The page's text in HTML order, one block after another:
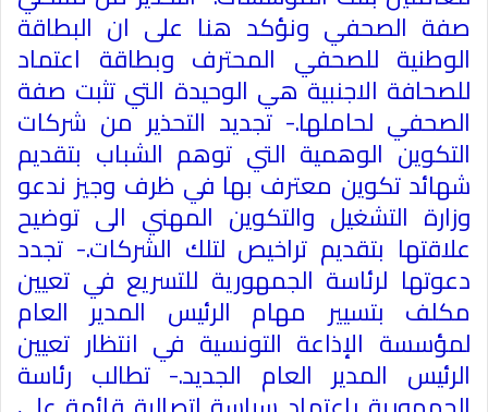
صفة الصحفي ونؤكد هنا على ان البطاقة
الوطنية للصحفي المحترف وبطاقة اعتماد
للصحافة الاجنبية هي الوحيدة التي تثبت صفة
الصحفي لحاملها.- تجديد التحذير من شركات
التكوين الوهمية التي توهم الشباب بتقديم
شهائد تكوين معترف بها في ظرف وجيز ندعو
وزارة التشغيل والتكوين المهني الى توضيح
علاقتها بتقديم تراخيص لتلك الشركات.- تجدد
دعوتها لرئاسة الجمهورية للتسريع في تعيين
مكلف بتسيير مهام الرئيس المدير العام
لمؤسسة الإذاعة التونسية في انتظار تعيين
الرئيس المدير العام الجديد.- تطالب رئاسة